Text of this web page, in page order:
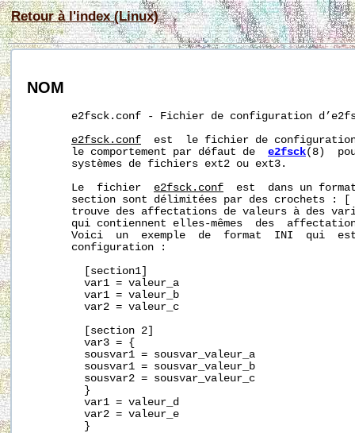
Retour à l'index (Linux)
NOM
e2fsck.conf - Fichier de configuration
e2fsck.conf
est  le fichier de
       le comportement par défaut de
e2fsck(8)
       systèmes de fichiers ext2 ou ext3.
       Le  fichier
e2fsck.conf
est  dans un
section sont délimitées par des crochets :
trouve des affectations de valeurs à des
qui contiennent elles-mêmes  des
Voici  un  exemple  de  format  INI  qui
       configuration :
         [section1]
         var1 = valeur_a
         var1 = valeur_b
         var2 = valeur_c
         [section 2]
         var3 = {
         sousvar1 = sousvar_valeur_a
         sousvar1 = sousvar_valeur_b
         sousvar2 = sousvar_valeur_c
         }
         var1 = valeur_d
         var2 = valeur_e
         }